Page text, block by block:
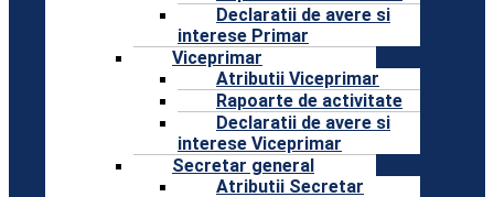
Declaratii de avere si
interese Primar
Viceprimar
Atributii Viceprimar
Rapoarte de activitate
Declaratii de avere si
interese Viceprimar
Secretar general
Atributii Secretar